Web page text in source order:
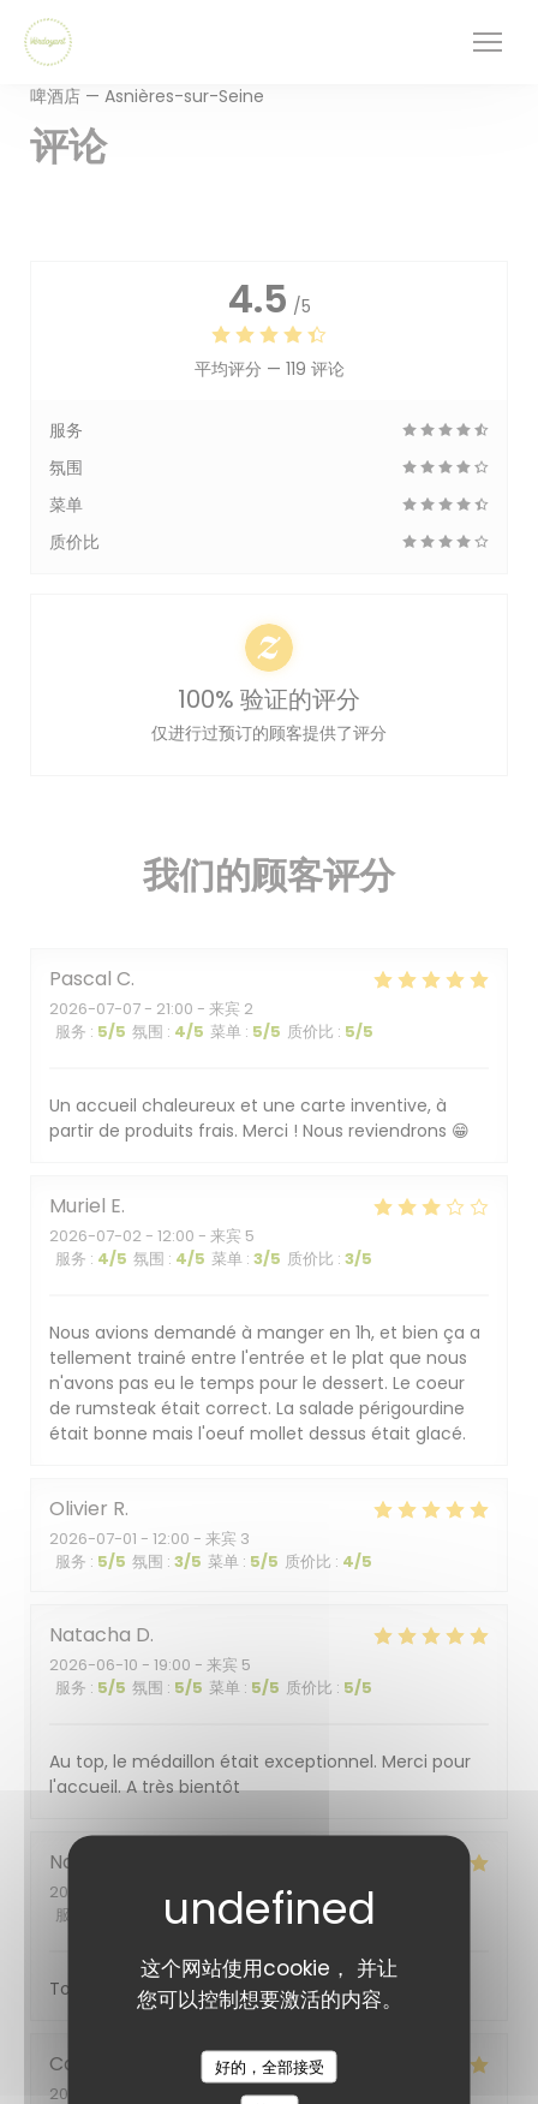
Cookie管理面板
这个网站使用cookie， 并让
您可以控制想要激活的内容。
好的，全部接受
啤酒店 — Asnières-sur-Seine
评论
我们的顾客评分
Pascal C
2026-07-07 - 21:00 - 来宾 2
服务 : 5/5 氛围 : 4/5 菜单 : 5/5 质价比 : 5/5
Un accueil chaleureux et une carte inventive, à
partir de produits frais. Merci ! Nous reviendrons 😁
Muriel E
2026-07-02 - 12:00 - 来宾 5
服务 : 4/5 氛围 : 4/5 菜单 : 3/5 质价比 : 3/5
Nous avions demandé à manger en 1h, et bien ça a
tellement trainé entre l'entrée et le plat que nous
n'avons pas eu le temps pour le dessert. Le coeur
de rumsteak était correct. La salade périgourdine
était bonne mais l'oeuf mollet dessus était glacé.
Olivier R
2026-07-01 - 12:00 - 来宾 3
服务 : 5/5 氛围 : 3/5 菜单 : 5/5 质价比 : 4/5
Natacha D
2026-06-10 - 19:00 - 来宾 5
服务 : 5/5 氛围 : 5/5 菜单 : 5/5 质价比 : 5/5
Au top, le médaillon était exceptionnel. Merci pour
l'accueil. A très bientôt
Nadarchi
2026-05-19
- 13:00 - 来宾 3
服务
:5 /5 菜单 :5/5 质价比:5/5
Top accueil et on y mange super bien 🤩
Caroline
2026-05-13
- 20:00 - 来宾 3
4.5 /5
平均评分 — 119 评论
服务
氛围
菜单
质价比
100% 验证的评分
仅进行过预订的顾客提供了评分